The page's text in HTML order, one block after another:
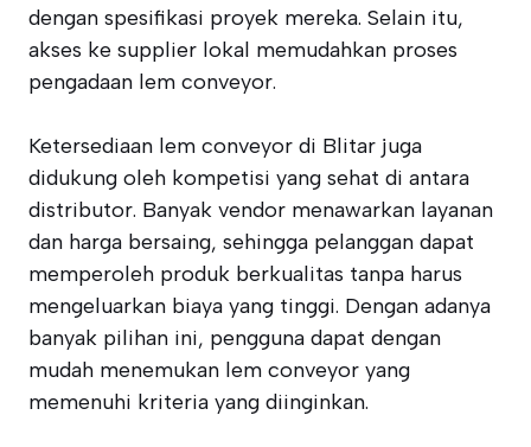
dengan spesifikasi proyek mereka. Selain itu,
akses ke supplier lokal memudahkan proses
pengadaan lem conveyor.
Ketersediaan lem conveyor di Blitar juga
didukung oleh kompetisi yang sehat di antara
distributor. Banyak vendor menawarkan layanan
dan harga bersaing, sehingga pelanggan dapat
memperoleh produk berkualitas tanpa harus
mengeluarkan biaya yang tinggi. Dengan adanya
banyak pilihan ini, pengguna dapat dengan
mudah menemukan lem conveyor yang
memenuhi kriteria yang diinginkan.